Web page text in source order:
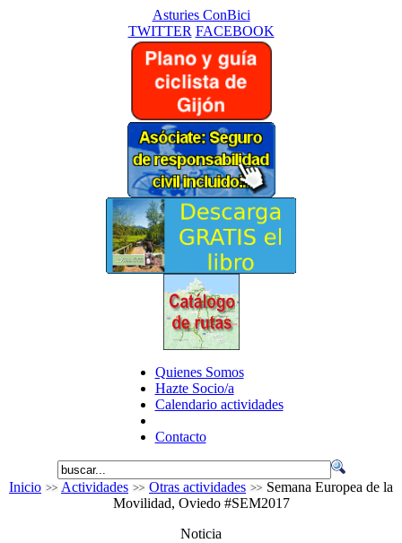
Asturies ConBici
TWITTER FACEBOOK
Quienes Somos
Hazte Socio/a
Calendario actividades
Contacto
Inicio Actividades Otras actividades
Semana Europea de la
Movilidad, Oviedo #SEM2017
Noticia